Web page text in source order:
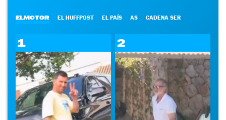
ELMOTOR EL HUFFPOST EL PAÍS AS CADENA SER
1 2